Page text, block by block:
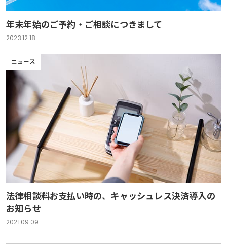
年末年始のご予約・ご相談につきまして
2023.12.18
ニュース
法律相談料お支払い時の、キャッシュレス決済導入の
お知らせ
2021.09.09